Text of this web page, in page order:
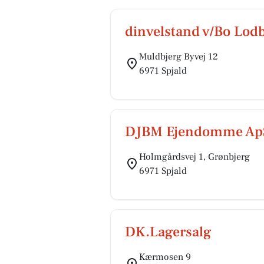
dinvelstand v/Bo
Muldbjerg Byvej 12
6971 Spjald
DJBM Ejendomme
Holmgårdsvej 1, Grønbjerg
6971 Spjald
DK.Lagersalg
Kærmosen 9